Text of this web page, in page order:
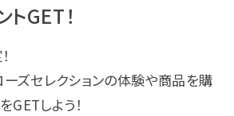
トGET！
ズセレクションの体験や商品を購
GETしよう！